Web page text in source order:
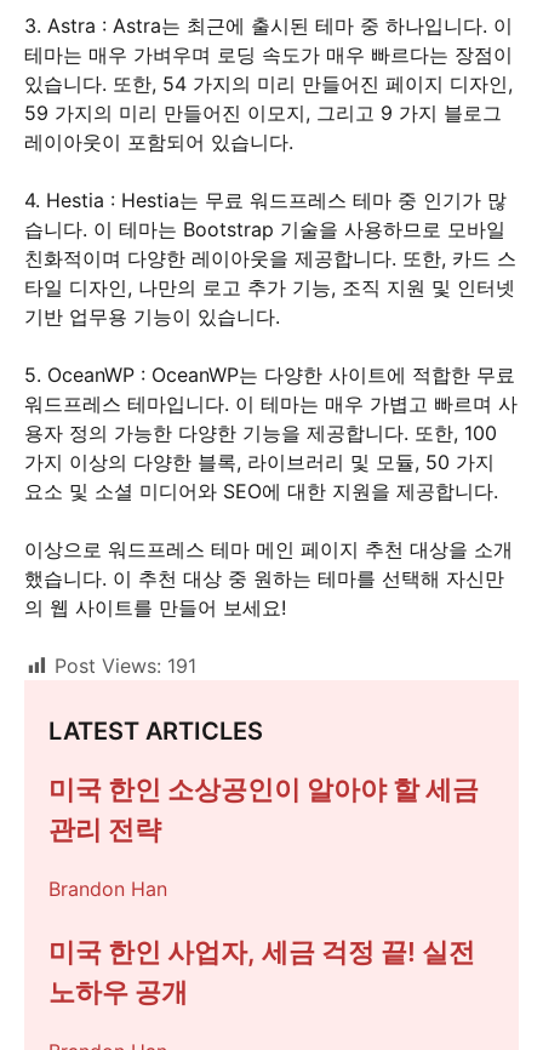
3. Astra : Astra는 최근에 출시된 테마 중 하나입니다. 이
테마는 매우 가벼우며 로딩 속도가 매우 빠르다는 장점이
있습니다. 또한, 54 가지의 미리 만들어진 페이지 디자인,
59 가지의 미리 만들어진 이모지, 그리고 9 가지 블로그
레이아웃이 포함되어 있습니다.
4. Hestia : Hestia는 무료 워드프레스 테마 중 인기가 많
습니다. 이 테마는 Bootstrap 기술을 사용하므로 모바일
친화적이며 다양한 레이아웃을 제공합니다. 또한, 카드 스
타일 디자인, 나만의 로고 추가 기능, 조직 지원 및 인터넷
기반 업무용 기능이 있습니다.
5. OceanWP : OceanWP는 다양한 사이트에 적합한 무료
워드프레스 테마입니다. 이 테마는 매우 가볍고 빠르며 사
용자 정의 가능한 다양한 기능을 제공합니다. 또한, 100
가지 이상의 다양한 블록, 라이브러리 및 모듈, 50 가지
요소 및 소셜 미디어와 SEO에 대한 지원을 제공합니다.
이상으로 워드프레스 테마 메인 페이지 추천 대상을 소개
했습니다. 이 추천 대상 중 원하는 테마를 선택해 자신만
의 웹 사이트를 만들어 보세요!
Post Views: 191
LATEST ARTICLES
미국 한인 소상공인이 알아야 할 세금
관리 전략
Brandon Han
미국 한인 사업자, 세금 걱정 끝! 실전
노하우 공개